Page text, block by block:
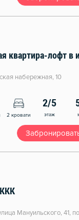
набережная, 10
2 кровати
2/5
этаж
Мануильского, 41,